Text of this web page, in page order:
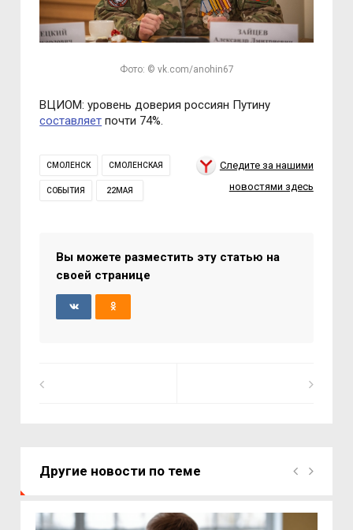
Фото: © vk.com/anohin67
ВЦИОМ: уровень доверия россиян Путину
составляет почти 74%.
СМОЛЕНСК СМОЛЕНСКАЯ
СОБЫТИЯ 22МАЯ
Следите за нашими
новостями здесь
Вы можете разместить эту статью на
своей странице
Другие новости по теме